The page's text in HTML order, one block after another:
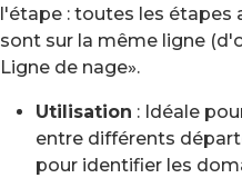
l'étape : toutes les
sont sur la même ligne
Ligne de nage».
Utilisation : Idéale
entre différents
pour identifier les